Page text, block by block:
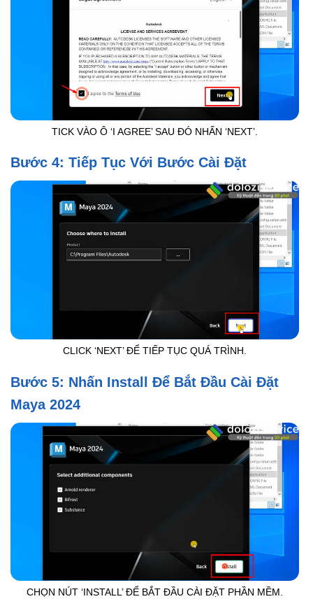
TICK VÀO Ô ‘I AGREE’ SAU ĐÓ NHẤN ‘NEXT’.
Bước 4: Tiếp Tục Với Bước Cài Đặt
CLICK ‘NEXT’ ĐỂ TIẾP TỤC QUÁ TRÌNH.
Bước 5: Nhấn Install Để Bắt Đầu Cài Đặt
Maya 2024
CHỌN NÚT ‘INSTALL’ ĐỂ BẮT ĐẦU CÀI ĐẶT PHẦN MỀM.